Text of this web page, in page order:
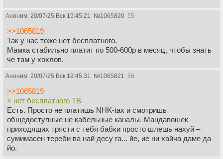
Аноним 20/07/25 Вск 19:45:21 №1065820 55
>>1065819
Так у нас тоже нет бесплатного.
Мамка стабильно платит по 500-600р в месяц, чтобы знать
че там у хохлов.
Аноним 20/07/25 Вск 19:45:31 №1065821 56
>>1065819
> нет бесплатного ТВ
Есть. Просто не платишь NHK-tax и смотришь
общедоступные не кабельные каналы. Мандавошек
приходящих трясти с тебя бабки просто шлешь нахуй –
сумимасен тереби ва най десу га... йе, ие ни хайча даме да
йо.